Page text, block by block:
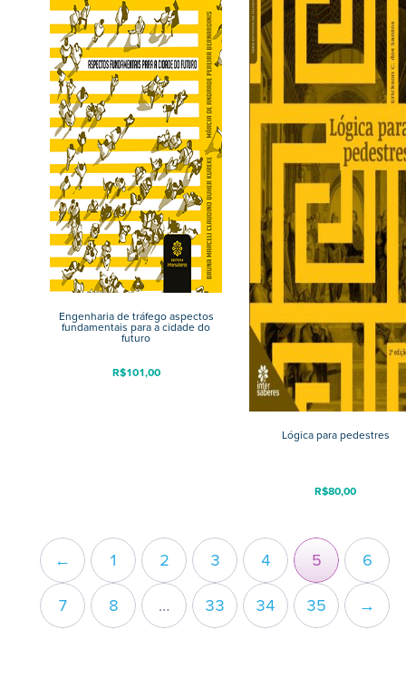
Engenharia de tráfego aspectos
fundamentais para a cidade do
futuro
R$101,00
Lógica para pedestres
R$80,00
← 1 2 3 4 5
6
7
8 … 33 34 35 →